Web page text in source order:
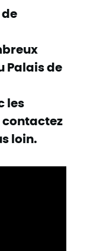
Palais de
les
contactez
loin.